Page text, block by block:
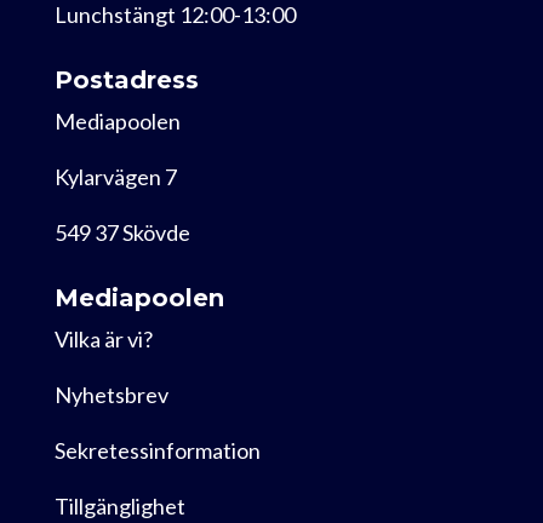
Lunchstängt 12:00-13:00
Postadress
Mediapoolen
Kylarvägen 7
549 37 Skövde
Mediapoolen
Vilka är vi?
Nyhetsbrev
Sekretessinformation
Tillgänglighet